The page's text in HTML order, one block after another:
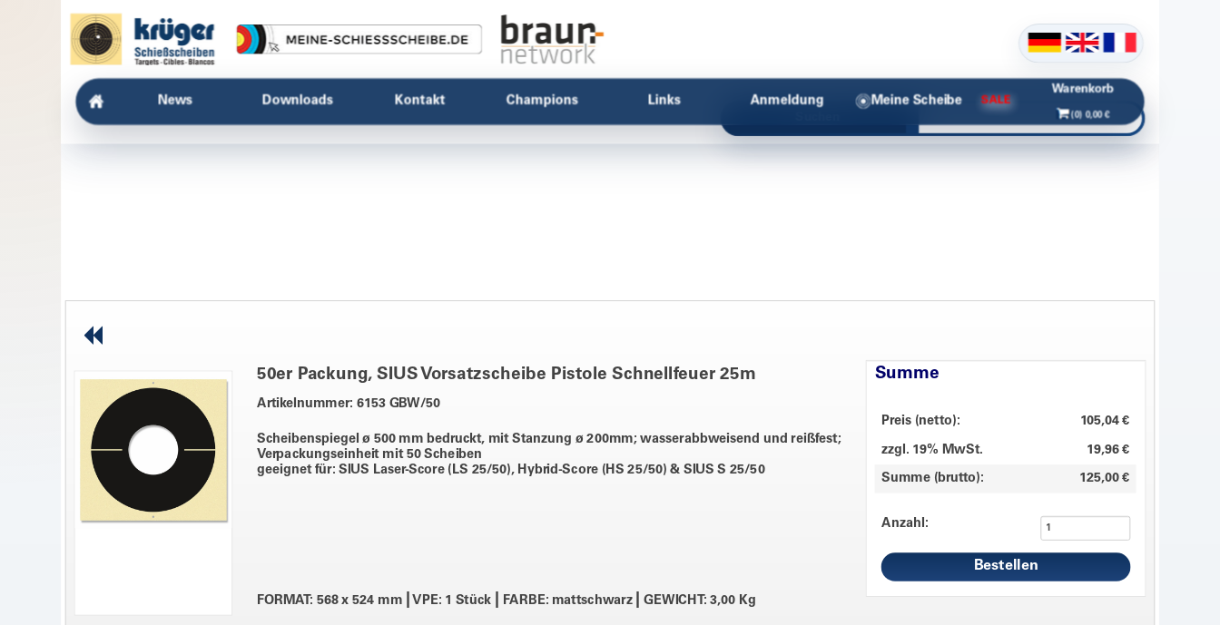
News Downloads Kontakt Champions Links Anmeldung Meine Scheibe SALE
Warenkorb
(0) 0,00 €
50er Packung, SIUS Vorsatzscheibe Pistole Schnellfeuer 25m
Artikelnummer: 6153 GBW/50
Scheibenspiegel ø 500 mm bedruckt, mit Stanzung ø 200mm; wasserabbweisend und reißfest;
Verpackungseinheit mit 50 Scheiben
geeignet für: SIUS Laser-Score (LS 25/50), Hybrid-Score (HS 25/50) & SIUS S 25/50
FORMAT: 568 x 524 mm VPE: 1 Stück FARBE: mattschwarz GEWICHT: 3,00 Kg
Summe
Preis (netto): 105,04 €
zzgl. 19% MwSt. 19,96 €
Summe (brutto): 125,00 €
Anzahl: